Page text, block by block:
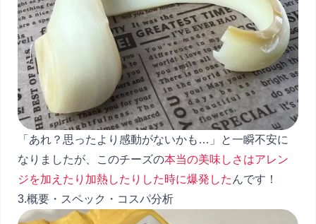
「あれ？思ったより感動がないかも…」と一瞬不安に
なりましたが、このチーズの本当の美味しさはアレン
ジを加えたり加熱したりした時に爆発した んです！
3.概要・スペック・コスパ分析